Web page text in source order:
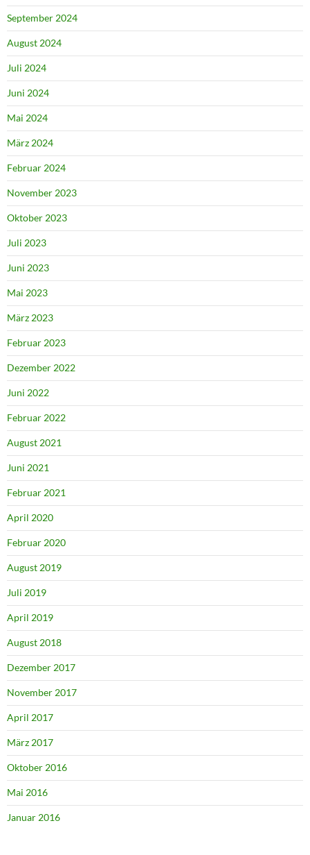
September 2024
August 2024
Juli 2024
Juni 2024
Mai 2024
März 2024
Februar 2024
November 2023
Oktober 2023
Juli 2023
Juni 2023
Mai 2023
März 2023
Februar 2023
Dezember 2022
Juni 2022
Februar 2022
August 2021
Juni 2021
Februar 2021
April 2020
Februar 2020
August 2019
Juli 2019
April 2019
August 2018
Dezember 2017
November 2017
April 2017
März 2017
Oktober 2016
Mai 2016
Januar 2016